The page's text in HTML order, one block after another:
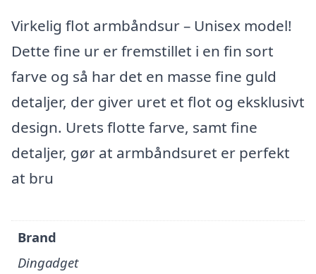
Virkelig flot armbåndsur – Unisex model!
Dette fine ur er fremstillet i en fin sort
farve og så har det en masse fine guld
detaljer, der giver uret et flot og eksklusivt
design. Urets flotte farve, samt fine
detaljer, gør at armbåndsuret er perfekt
at bru
Brand
Dingadget